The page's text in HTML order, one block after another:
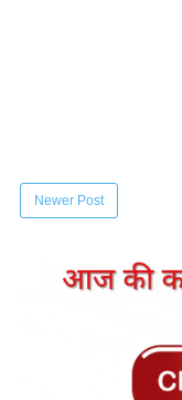
Newer Post